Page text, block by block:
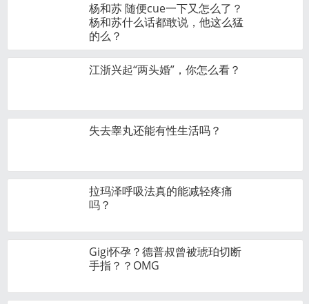
杨和苏 随便cue一下又怎么了？
杨和苏什么话都敢说，他这么猛
的么？
江浙兴起“两头婚”，你怎么看？
失去睾丸还能有性生活吗？
拉玛泽呼吸法真的能减轻疼痛
吗？
Gigi怀孕？德普叔曾被琥珀切断
手指？？OMG